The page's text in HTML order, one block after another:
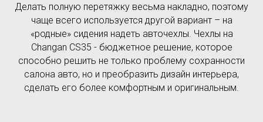
Делать полную перетяжку весьма накладно, поэтому
чаще всего используется другой вариант – на
«родные» сидения надеть авточехлы. Чехлы на
Changan CS35 - бюджетное решение, которое
способно решить не только проблему сохранности
салона авто, но и преобразить дизайн интерьера,
сделать его более комфортным и оригинальным.